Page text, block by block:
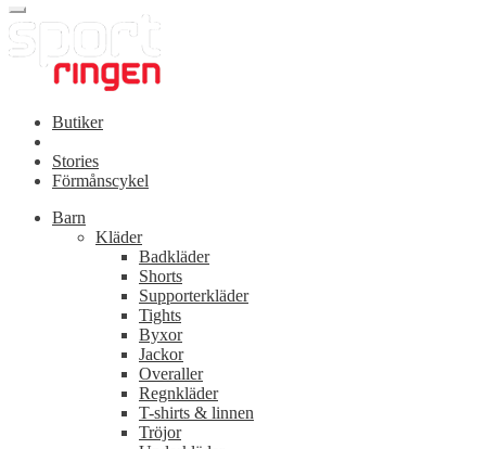
Butiker
Stories
Förmånscykel
Barn
Kläder
Badkläder
Shorts
Supporterkläder
Tights
Byxor
Jackor
Overaller
Regnkläder
T-shirts & linnen
Tröjor